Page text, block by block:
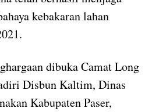
kebakaran lahan
dibuka Camat Long
Disbun Kaltim, Dinas
Kabupaten Paser,